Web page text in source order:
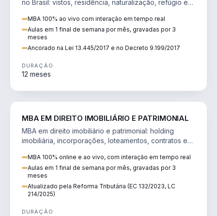
no Brasil: vistos, residência, naturalização, refúgio e
MBA 100% ao vivo com interação em tempo real
Aulas em 1 final de semana por mês, gravadas por 3
meses
Ancorado na Lei 13.445/2017 e no Decreto 9.199/2017
DURAÇÃO
12 meses
MBA EM DIREITO IMOBILIÁRIO E PATRIMONIAL
MBA em direito imobiliário e patrimonial: holding
imobiliária, incorporações, loteamentos, contratos e
MBA 100% online e ao vivo, com interação em tempo real
Aulas em 1 final de semana por mês, gravadas por 3
meses
Atualizado pela Reforma Tributária (EC 132/2023, LC
214/2025)
DURAÇÃO